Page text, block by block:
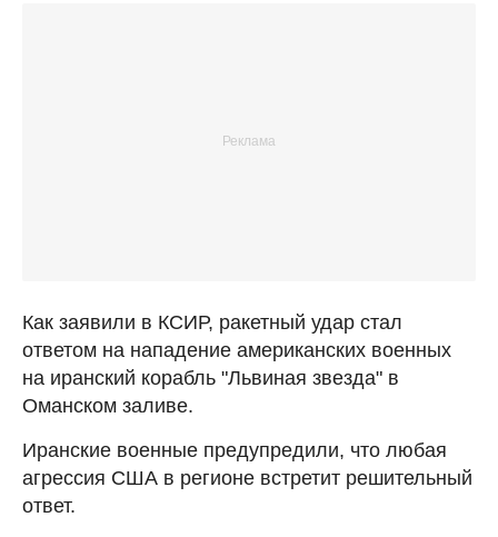
Как заявили в КСИР, ракетный удар стал
ответом на нападение американских военных
на иранский корабль "Львиная звезда" в
Оманском заливе.
Иранские военные предупредили, что любая
агрессия США в регионе встретит решительный
ответ.